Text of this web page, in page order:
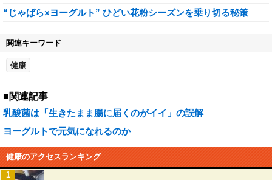
“じゃばら×ヨーグルト” ひどい花粉シーズンを乗り切る秘策
関連キーワード
健康
■関連記事
乳酸菌は「生きたまま腸に届くのがイイ」の誤解
ヨーグルトで元気になれるのか
健康のアクセスランキング
1